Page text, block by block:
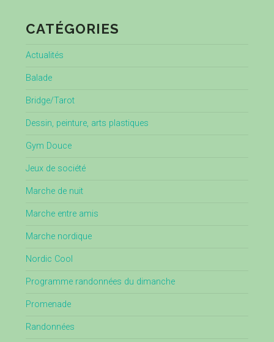
CATÉGORIES
Actualités
Balade
Bridge/Tarot
Dessin, peinture, arts plastiques
Gym Douce
Jeux de société
Marche de nuit
Marche entre amis
Marche nordique
Nordic Cool
Programme randonnées du dimanche
Promenade
Randonnées